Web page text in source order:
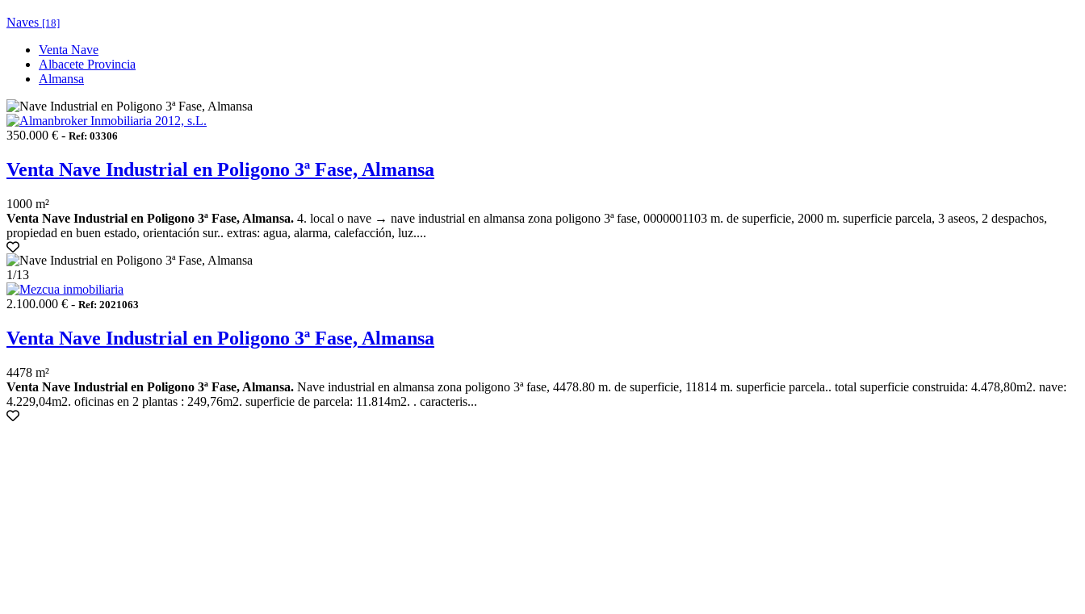
Naves [18]
Venta Nave
Albacete Provincia
Almansa
350.000 € - Ref: 03306
Venta Nave Industrial en Poligono 3ª Fase, Almansa
1000 m²
Venta Nave Industrial en Poligono 3ª Fase, Almansa. 4. local o nave → nave industrial en almansa zona poligono 3ª fase, 0000001103 m. de superficie, 2000 m. superficie parcela, 3 aseos, 2 despachos,
propiedad en buen estado, orientación sur.. extras: agua, alarma, calefacción, luz....
1/13
2.100.000 € - Ref: 2021063
Venta Nave Industrial en Poligono 3ª Fase, Almansa
4478 m²
Venta Nave Industrial en Poligono 3ª Fase, Almansa. Nave industrial en almansa zona poligono 3ª fase, 4478.80 m. de superficie, 11814 m. superficie parcela.. total superficie construida: 4.478,80m2. nave:
4.229,04m2. oficinas en 2 plantas : 249,76m2. superficie de parcela: 11.814m2. . caracteris...